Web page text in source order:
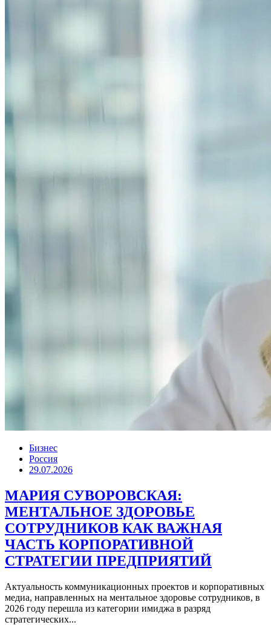
Бизнес
Россия
29.07.2026
МАРИЯ СУВОРОВСКАЯ:
МЕНТАЛЬНОЕ ЗДОРОВЬЕ
СОТРУДНИКОВ КАК ВАЖНАЯ
ЧАСТЬ КОРПОРАТИВНОЙ
СТРАТЕГИИ ПРЕДПРИЯТИЙ
Актуальность коммуникационных проектов и корпоративных
медиа, направленных на ментальное здоровье сотрудников, в
2026 году перешла из категории имиджа в разряд
стратегических...